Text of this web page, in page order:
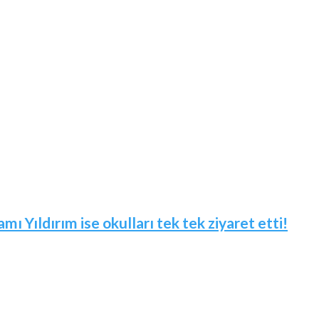
Yıldırım ise okulları tek tek ziyaret etti!